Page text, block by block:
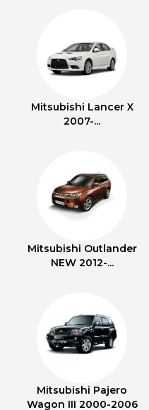
Mitsubishi Lancer X
2007-...
Mitsubishi Outlander
NEW 2012-...
Mitsubishi Pajero
Wagon III 2000-2006